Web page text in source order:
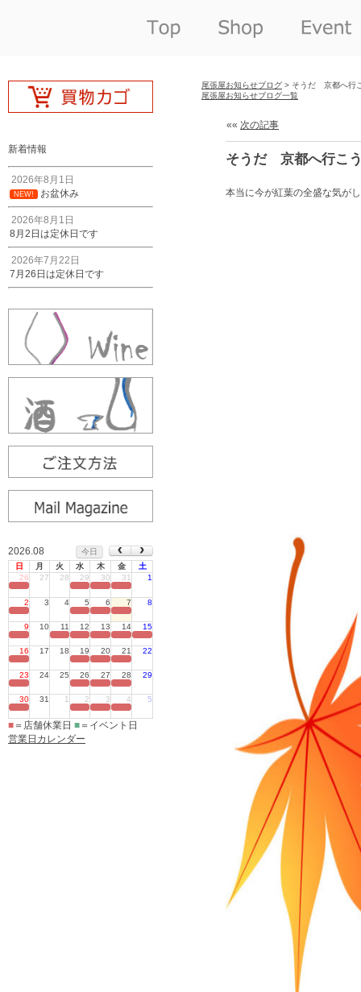
新着情報
2026年8月1日
NEW! お盆休み
2026年8月1日
8月2日は定休日です
2026年7月22日
7月26日は定休日です
2026.08
今日
日
月 火 水 木 金
土
26
27 28 29 30 31 1
2 3 4 5 6 7 8
9 10 11 12 13 14 15
16 17 18 19 20 21 22
23 24 25 26 27 28 29
30 31 1 2 3 4 5
■ ＝店舗休業日 ■ ＝イベント日
営業日カレンダー
尾張屋お知らせブログ > そうだ 京都へ行
尾張屋お知らせブログ一覧
«« 次の記事
そうだ 京都へ行こ
本当に今が紅葉の全盛な気が